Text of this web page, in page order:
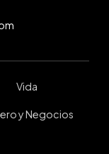
Vida
y Negocios